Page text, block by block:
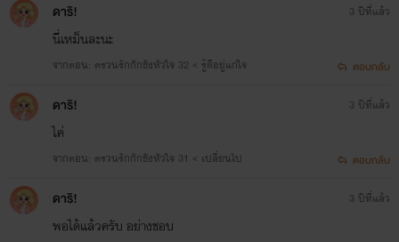
ดาริ!
นี่เหม็นละนะ
จากตอน: ตรวนรักกักขังหัวใจ 32 < รู้ดีอยู่แก่ใจ
3 ปีที่แล้ว
ตอบกลับ
ดาริ!
ไค่
จากตอน: ตรวนรักกักขังหัวใจ 31 < เปลี่ยนไป
3 ปีที่แล้ว
ตอบกลับ
ดาริ!
พอได้แล้วครับ อย่างชอบ
3 ปีที่แล้ว